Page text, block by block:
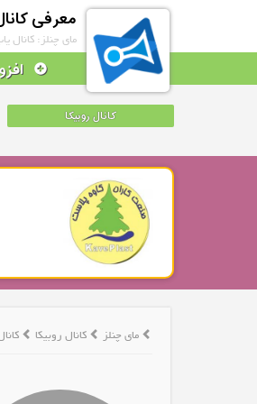
معرفی
مای چنلز: کانال
کانال روبیکا
مای چنلز کانال روبیکا